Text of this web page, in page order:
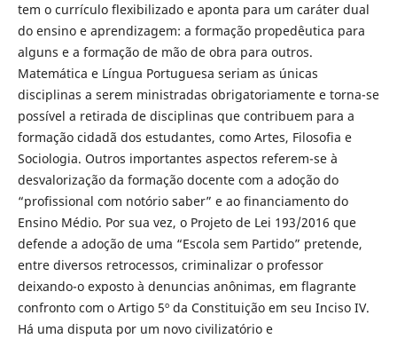
tem o currículo flexibilizado e aponta para um caráter dual
do ensino e aprendizagem: a formação propedêutica para
alguns e a formação de mão de obra para outros.
Matemática e Língua Portuguesa seriam as únicas
disciplinas a serem ministradas obrigatoriamente e torna-se
possível a retirada de disciplinas que contribuem para a
formação cidadã dos estudantes, como Artes, Filosofia e
Sociologia. Outros importantes aspectos referem-se à
desvalorização da formação docente com a adoção do
“profissional com notório saber” e ao financiamento do
Ensino Médio. Por sua vez, o Projeto de Lei 193/2016 que
defende a adoção de uma “Escola sem Partido” pretende,
entre diversos retrocessos, criminalizar o professor
deixando-o exposto à denuncias anônimas, em flagrante
confronto com o Artigo 5º da Constituição em seu Inciso IV.
Há uma disputa por um novo civilizatório e